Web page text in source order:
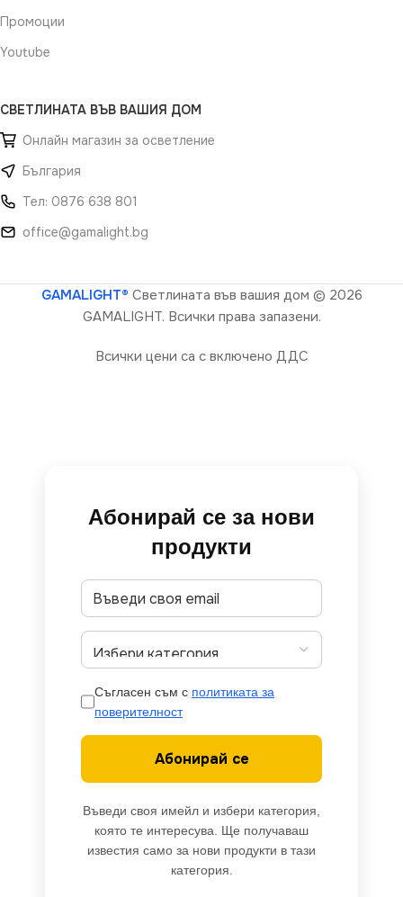
Промоции
Youtube
СВЕТЛИНАТА ВЪВ ВАШИЯ ДОМ
Онлайн магазин за осветление
България
Тел: 0876 638 801
office@gamalight.bg
GAMALIGHT® Светлината във вашия дом © 2026
GAMALIGHT. Всички права запазени.
Всички цени са с включено ДДС
Абонирай се за нови
продукти
Съгласен съм с политиката за
поверителност
Абонирай се
Въведи своя имейл и избери категория,
която те интересува. Ще получаваш
известия само за нови продукти в тази
категория.